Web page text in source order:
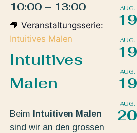
10:00 – 13:00
Veranstaltungsserie:
Intuitives Malen
Intuitives
Malen
Beim Intuitiven Malen
sind wir an den grossen
AUG.
19
AUG.
19
AUG.
19
AUG.
20